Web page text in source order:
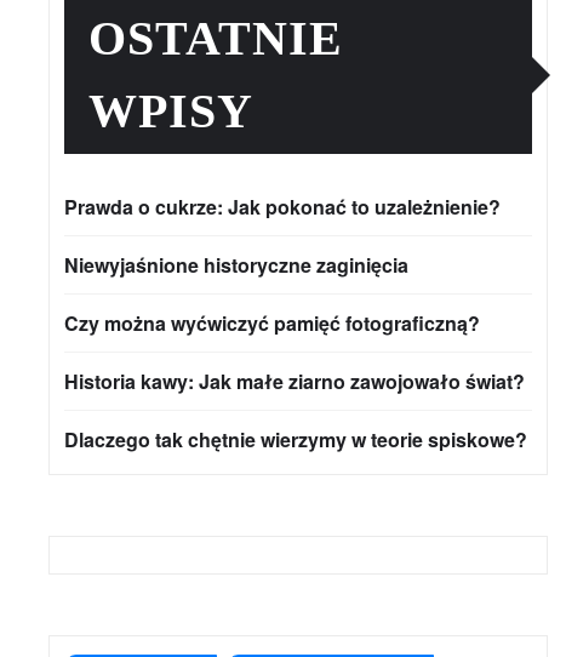
OSTATNIE
WPISY
Prawda o cukrze: Jak pokonać to uzależnienie?
Niewyjaśnione historyczne zaginięcia
Czy można wyćwiczyć pamięć fotograficzną?
Historia kawy: Jak małe ziarno zawojowało świat?
Dlaczego tak chętnie wierzymy w teorie spiskowe?